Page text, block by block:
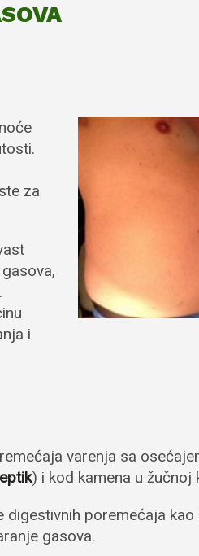
za
i
varenja sa
) i kod kamena u žučnoj
poremećaja kao
gasova.